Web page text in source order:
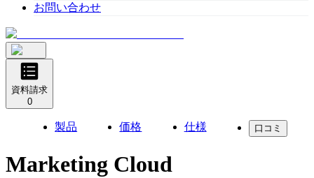
お問い合わせ
資料請求
0
製品 価格 仕様 口コミ
Marketing Cloud